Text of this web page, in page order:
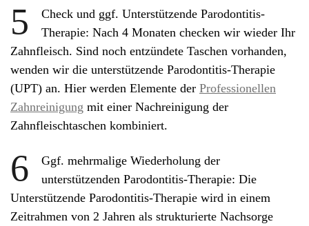
5
Check und ggf. Unterstützende Parodontitis-
Therapie: Nach 4 Monaten checken wir wieder Ihr
Zahnfleisch. Sind noch entzündete Taschen vorhanden,
wenden wir die unterstützende Parodontitis-Therapie
(UPT) an. Hier werden Elemente der Professionellen
Zahnreinigung mit einer Nachreinigung der
Zahnfleischtaschen kombiniert.
6
Ggf. mehrmalige Wiederholung der
unterstützenden Parodontitis-Therapie: Die
Unterstützende Parodontitis-Therapie wird in einem
Zeitrahmen von 2 Jahren als strukturierte Nachsorge